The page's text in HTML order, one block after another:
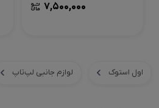
7,500,000
اول استوک لوازم جانبی لپ‌تاپ